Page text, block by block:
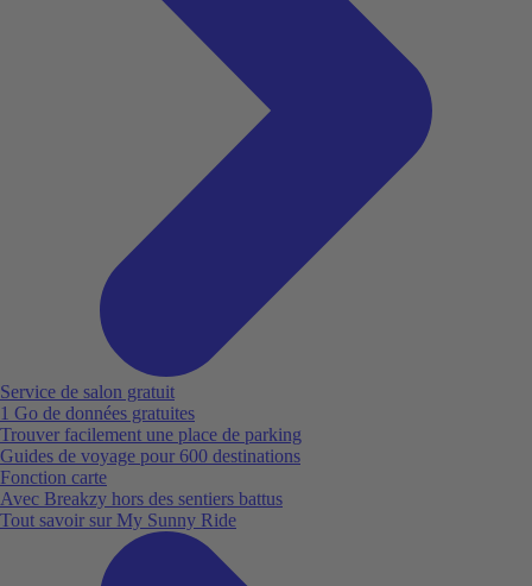
Service de salon gratuit
1 Go de données gratuites
Trouver facilement une place de parking
Guides de voyage pour 600 destinations
Fonction carte
Avec Breakzy hors des sentiers battus
Tout savoir sur My Sunny Ride